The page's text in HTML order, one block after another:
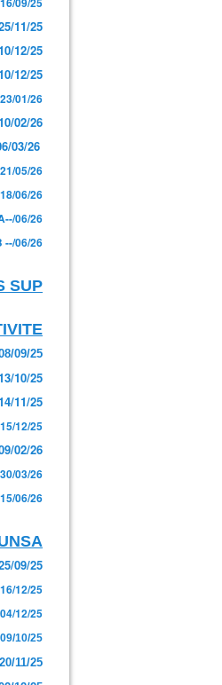
11/25
12/25
12/25
01/26
02/26
03/26
05/26
06/26
06/26
--/06/26
SUP
09/25
10/25
11/25
12/25
02/26
03/26
06/26
09/25
12/25
12/25
10/25
11/25